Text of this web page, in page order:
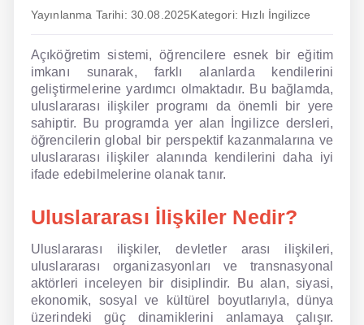
En Uygun İngilizce
Hipnozla İngilizce
Hızlı İngilizce
İngilizce Kursu Yorum
İngilizce Kursu
NLP İngilizce
Offline İngilizce
Online İngilizce
Yayınlanma Tarihi: 30.08.2025Kategori: Hızlı İngilizce
Açıköğretim sistemi, öğrencilere esnek bir eğitim
imkanı sunarak, farklı alanlarda kendilerini
geliştirmelerine yardımcı olmaktadır. Bu bağlamda,
uluslararası ilişkiler programı da önemli bir yere
sahiptir. Bu programda yer alan İngilizce dersleri,
öğrencilerin global bir perspektif kazanmalarına ve
uluslararası ilişkiler alanında kendilerini daha iyi
ifade edebilmelerine olanak tanır.
Uluslararası İlişkiler Nedir?
Uluslararası ilişkiler, devletler arası ilişkileri,
uluslararası organizasyonları ve transnasyonal
aktörleri inceleyen bir disiplindir. Bu alan, siyasi,
ekonomik, sosyal ve kültürel boyutlarıyla, dünya
üzerindeki güç dinamiklerini anlamaya çalışır.